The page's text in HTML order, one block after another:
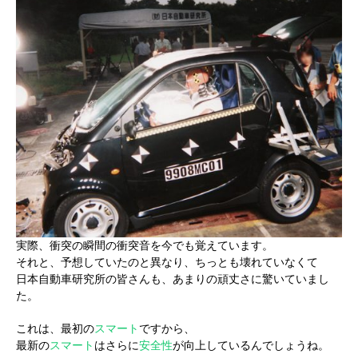
実際、衝突の瞬間の衝突音を今でも覚えています。
それと、予想していたのと異なり、ちっとも壊れていなくて
日本自動車研究所の皆さんも、あまりの頑丈さに驚いていまし
た。
これは、最初のスマート ですから、
最新のスマート はさらに安全性が向上しているんでしょうね。